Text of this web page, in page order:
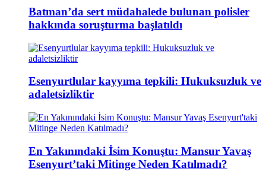
Batman’da sert müdahalede bulunan polisler
hakkında soruşturma başlatıldı
Esenyurtlular kayyıma tepkili: Hukuksuzluk ve
adaletsizliktir
En Yakınındaki İsim Konuştu: Mansur Yavaş
Esenyurt’taki Mitinge Neden Katılmadı?